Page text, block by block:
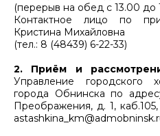
(перерыв на обед с 13.00 до
Контактное лицо по
Кристина Михайловна
(тел.: 8 (48439) 6-22-33)
2. Приём и
Управление городского
города Обнинска по
Преображения, д. 1,